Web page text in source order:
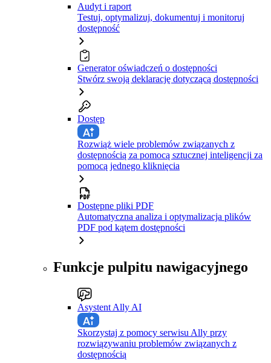
Audyt i raport
Testuj, optymalizuj, dokumentuj i monitoruj
dostępność
Generator oświadczeń o dostępności
Stwórz swoją deklarację dotyczącą dostępności
Dostęp
Rozwiąż wiele problemów związanych z
dostępnością za pomocą sztucznej inteligencji za
pomocą jednego kliknięcia
Dostępne pliki PDF
Automatyczna analiza i optymalizacja plików
PDF pod kątem dostępności
Funkcje pulpitu nawigacyjnego
Asystent Ally AI
Skorzystaj z pomocy serwisu Ally przy
rozwiązywaniu problemów związanych z
dostępnością